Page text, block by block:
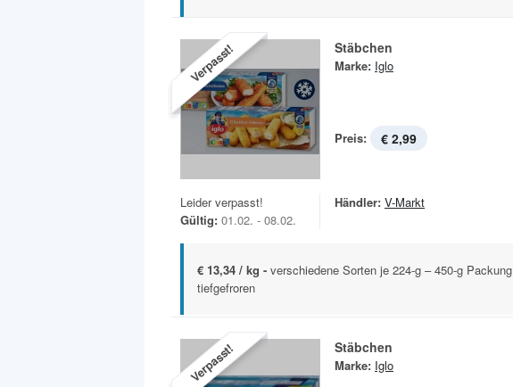
Verpasst! Stäbchen
Marke: Iglo
Preis: € 2,99
Leider verpasst!
Gültig: 01.02. - 08.02.
Händler: V-Markt
€ 13,34 / kg - verschiedene Sorten je 224-g – 450-g Packung
tiefgefroren
Verpasst! Stäbchen
Marke: Iglo